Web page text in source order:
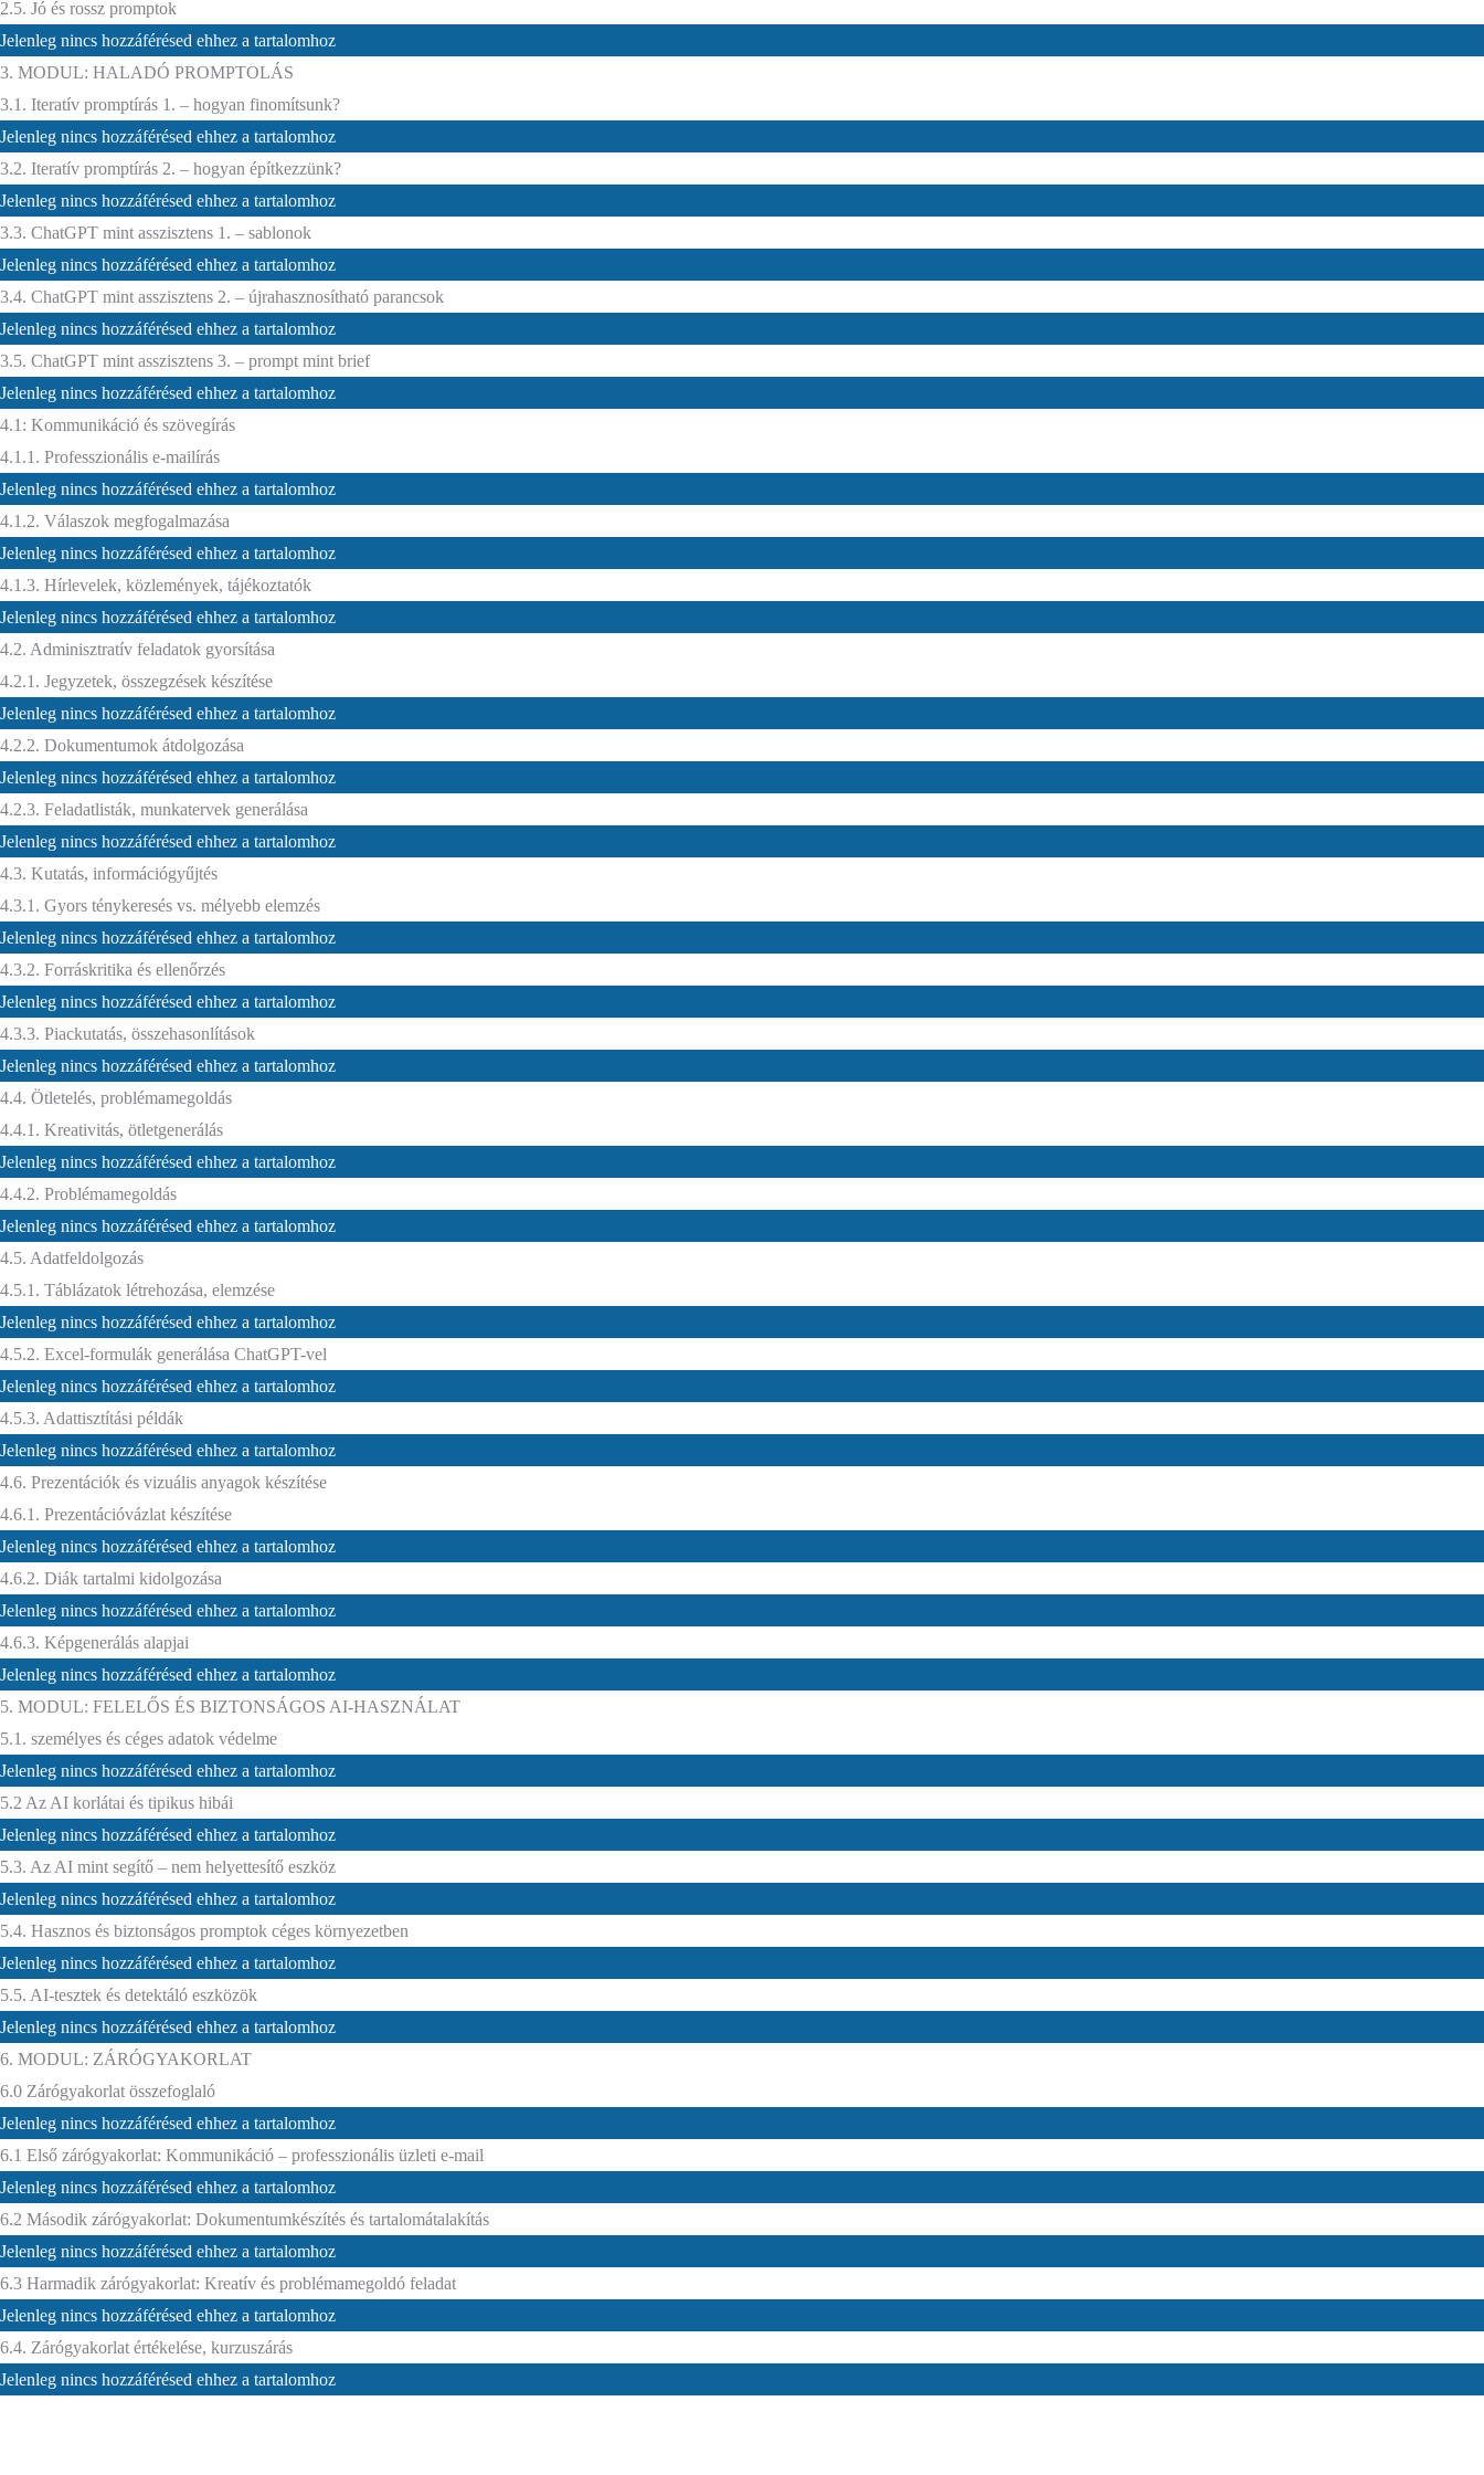
2.5. Jó és rossz promptok
Jelenleg nincs hozzáférésed ehhez a tartalomhoz
3. MODUL: HALADÓ PROMPTOLÁS
3.1. Iteratív promptírás 1. – hogyan finomítsunk?
Jelenleg nincs hozzáférésed ehhez a tartalomhoz
3.2. Iteratív promptírás 2. – hogyan építkezzünk?
Jelenleg nincs hozzáférésed ehhez a tartalomhoz
3.3. ChatGPT mint asszisztens 1. – sablonok
Jelenleg nincs hozzáférésed ehhez a tartalomhoz
3.4. ChatGPT mint asszisztens 2. – újrahasznosítható parancsok
Jelenleg nincs hozzáférésed ehhez a tartalomhoz
3.5. ChatGPT mint asszisztens 3. – prompt mint brief
Jelenleg nincs hozzáférésed ehhez a tartalomhoz
4.1: Kommunikáció és szövegírás
4.1.1. Professzionális e-mailírás
Jelenleg nincs hozzáférésed ehhez a tartalomhoz
4.1.2. Válaszok megfogalmazása
Jelenleg nincs hozzáférésed ehhez a tartalomhoz
4.1.3. Hírlevelek, közlemények, tájékoztatók
Jelenleg nincs hozzáférésed ehhez a tartalomhoz
4.2. Adminisztratív feladatok gyorsítása
4.2.1. Jegyzetek, összegzések készítése
Jelenleg nincs hozzáférésed ehhez a tartalomhoz
4.2.2. Dokumentumok átdolgozása
Jelenleg nincs hozzáférésed ehhez a tartalomhoz
4.2.3. Feladatlisták, munkatervek generálása
Jelenleg nincs hozzáférésed ehhez a tartalomhoz
4.3. Kutatás, információgyűjtés
4.3.1. Gyors ténykeresés vs. mélyebb elemzés
Jelenleg nincs hozzáférésed ehhez a tartalomhoz
4.3.2. Forráskritika és ellenőrzés
Jelenleg nincs hozzáférésed ehhez a tartalomhoz
4.3.3. Piackutatás, összehasonlítások
Jelenleg nincs hozzáférésed ehhez a tartalomhoz
4.4. Ötletelés, problémamegoldás
4.4.1. Kreativitás, ötletgenerálás
Jelenleg nincs hozzáférésed ehhez a tartalomhoz
4.4.2. Problémamegoldás
Jelenleg nincs hozzáférésed ehhez a tartalomhoz
4.5. Adatfeldolgozás
4.5.1. Táblázatok létrehozása, elemzése
Jelenleg nincs hozzáférésed ehhez a tartalomhoz
4.5.2. Excel-formulák generálása ChatGPT-vel
Jelenleg nincs hozzáférésed ehhez a tartalomhoz
4.5.3. Adattisztítási példák
Jelenleg nincs hozzáférésed ehhez a tartalomhoz
4.6. Prezentációk és vizuális anyagok készítése
4.6.1. Prezentációvázlat készítése
Jelenleg nincs hozzáférésed ehhez a tartalomhoz
4.6.2. Diák tartalmi kidolgozása
Jelenleg nincs hozzáférésed ehhez a tartalomhoz
4.6.3. Képgenerálás alapjai
Jelenleg nincs hozzáférésed ehhez a tartalomhoz
5. MODUL: FELELŐS ÉS BIZTONSÁGOS AI-HASZNÁLAT
5.1. személyes és céges adatok védelme
Jelenleg nincs hozzáférésed ehhez a tartalomhoz
5.2 Az AI korlátai és tipikus hibái
Jelenleg nincs hozzáférésed ehhez a tartalomhoz
5.3. Az AI mint segítő – nem helyettesítő eszköz
Jelenleg nincs hozzáférésed ehhez a tartalomhoz
5.4. Hasznos és biztonságos promptok céges környezetben
Jelenleg nincs hozzáférésed ehhez a tartalomhoz
5.5. AI-tesztek és detektáló eszközök
Jelenleg nincs hozzáférésed ehhez a tartalomhoz
6. MODUL: ZÁRÓGYAKORLAT
6.0 Zárógyakorlat összefoglaló
Jelenleg nincs hozzáférésed ehhez a tartalomhoz
6.1 Első zárógyakorlat: Kommunikáció – professzionális üzleti e-mail
Jelenleg nincs hozzáférésed ehhez a tartalomhoz
6.2 Második zárógyakorlat: Dokumentumkészítés és tartalomátalakítás
Jelenleg nincs hozzáférésed ehhez a tartalomhoz
6.3 Harmadik zárógyakorlat: Kreatív és problémamegoldó feladat
Jelenleg nincs hozzáférésed ehhez a tartalomhoz
6.4. Zárógyakorlat értékelése, kurzuszárás
Jelenleg nincs hozzáférésed ehhez a tartalomhoz